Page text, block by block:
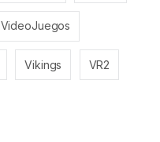
VideoJuegos
Vikings VR2